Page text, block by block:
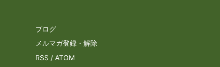
ブログ
メルマガ登録・解除
RSS / ATOM